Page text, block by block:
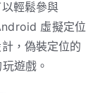
輕鬆參與
虛擬定位
，偽裝定位的
遊戲。